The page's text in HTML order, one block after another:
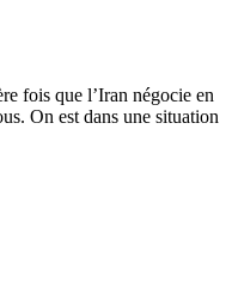
fois que l’Iran négocie en
On est dans une situation